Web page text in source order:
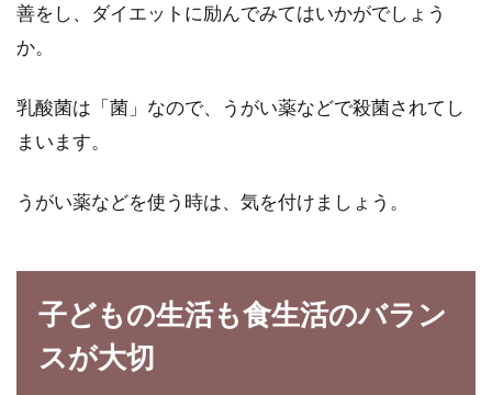
善をし、ダイエットに励んでみてはいかがでしょう
か。
乳酸菌は「菌」なので、うがい薬などで殺菌されてし
まいます。
うがい薬などを使う時は、気を付けましょう。
子どもの生活も食生活のバラン
スが大切